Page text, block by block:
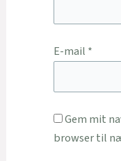
E-mail *
Gem mit
browser til